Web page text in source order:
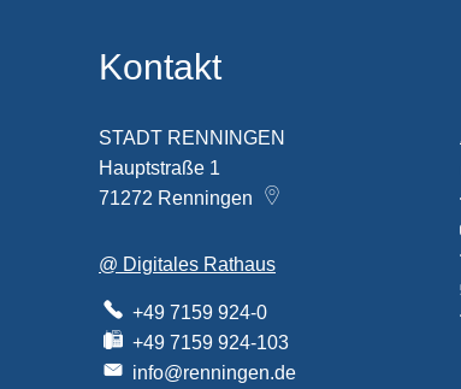
Kontakt
STADT RENNINGEN
Hauptstraße 1
71272 Renningen
@ Digitales Rathaus
+49 7159 924-0
+49 7159 924-103
info@renningen.de